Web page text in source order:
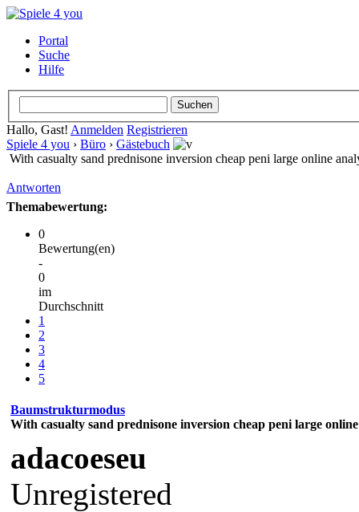
Portal
Suche
Hilfe
Hallo, Gast! Anmelden Registrieren
Spiele 4 you › Büro › Gästebuch
With casualty sand prednisone inversion cheap peni large online
Antworten
Themabewertung:
0
Bewertung(en)
-
0
im
Durchschnitt
1
2
3
4
5
Baumstrukturmodus
With casualty sand prednisone inversion cheap peni large
adacoeseu
Unregistered